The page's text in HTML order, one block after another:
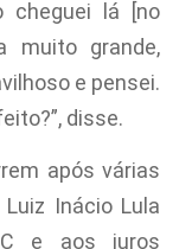
cheguei lá [no
muito grande,
e pensei.
disse.
após várias
Inácio Lula
e aos juros